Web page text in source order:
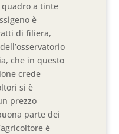
quadro a tinte
è
di filiera,
che in questo
crede
si è
prezzo
parte dei
è